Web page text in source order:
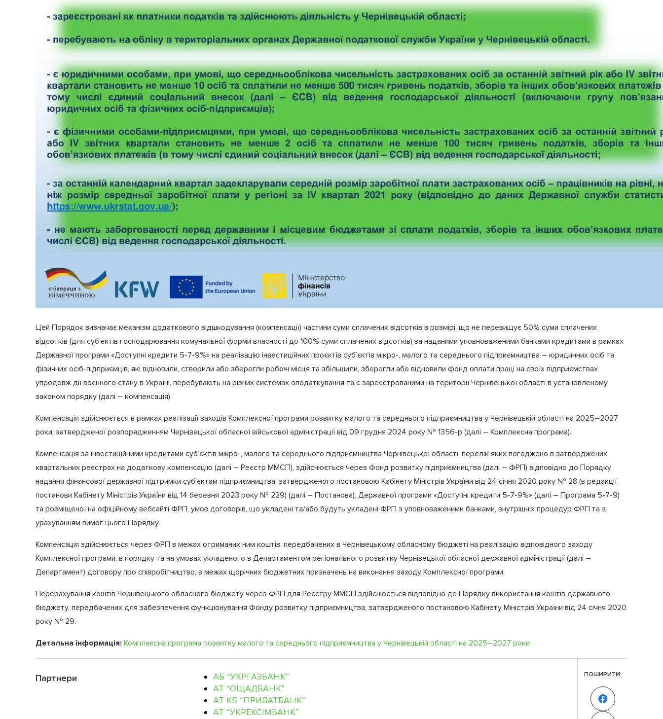
Цей Порядок визначає механізм додаткового відшкодування (компенсації) частини суми сплачених відсотків в розмірі, що не перевищує 50% суми сплачених
відсотків (для суб’єктів господарювання комунальної форми власності до 100% суми сплачених відсотків) за наданими уповноваженими банками кредитами в рамках
Державної програми «Доступні кредити 5-7-9%» на реалізацію інвестиційних проєктів суб’єктів мікро-, малого та середнього підприємництва – юридичних осіб та
фізичних осіб-підприємців, які відновили, створили або зберегли робочі місця та збільшили, зберегли або відновили фонд оплати праці на своїх підприємствах
упродовж дії воєнного стану в Україні, перебувають на різних системах оподаткування та є зареєстрованими на території Чернівецької області в установленому
законом порядку (далі – компенсація).
Компенсація здійснюється в рамках реалізації заходів Комплексної програми розвитку малого та середнього підприємництва у Чернівецькій області на 2025–2027
роки, затвердженої розпорядженням Чернівецької обласної військової адміністрації від 09 грудня 2024 року № 1356-р (далі – Комплексна програма).
Компенсація за інвестиційними кредитами суб’єктів мікро-, малого та середнього підприємництва Чернівецької області, перелік яких погоджено в затверджених
квартальних реєстрах на додаткову компенсацію (далі – Реєстр ММСП), здійснюється через Фонд розвитку підприємництва (далі – ФРП) відповідно до Порядку
надання фінансової державної підтримки суб’єктам підприємництва, затвердженого постановою Кабінету Міністрів України від 24 січня 2020 року № 28 (в редакції
постанови Кабінету Міністрів України від 14 березня 2023 року № 229) (далі – Постанова), Державної програми «Доступні кредити 5-7-9%» (далі – Програма 5-7-9)
та розміщеної на офіційному вебсайті ФРП, умов договорів, що укладені та/або будуть укладені ФРП з уповноваженими банками, внутрішніх процедур ФРП та з
урахуванням вимог цього Порядку.
Компенсація здійснюється через ФРП в межах отриманих ним коштів, передбачених в Чернівецькому обласному бюджеті на реалізацію відповідного заходу
Комплексної програми, в порядку та на умовах укладеного з Департаментом регіонального розвитку Чернівецької обласної державної адміністрації (далі –
Департамент) договору про співробітництво, в межах щорічних бюджетних призначень на виконання заходу Комплексної програми.
Перерахування коштів Чернівецького обласного бюджету через ФРП для Реєстру ММСП здійснюється відповідно до Порядку використання коштів державного
бюджету, передбачених для забезпечення функціонування Фонду розвитку підприємництва, затвердженого постановою Кабінету Міністрів України від 24 січня 2020
року № 29.
Детальна інформація: Комплексна програма розвитку малого та середнього підприємництва у Чернівецькій області на 2025–2027 роки
Партнери
АБ “УКРГАЗБАНК”
АТ “ОЩАДБАНК”
АТ КБ “ПРИВАТБАНК”
АТ “УКРЕКСІМБАНК”
ПОШИРИТИ: